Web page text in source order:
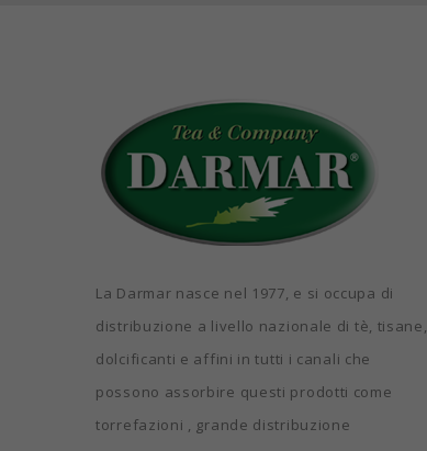
La Darmar nasce nel 1977, e si occupa di
distribuzione a livello nazionale di tè, tisane,
dolcificanti e affini in tutti i canali che
possono assorbire questi prodotti come
torrefazioni , grande distribuzione